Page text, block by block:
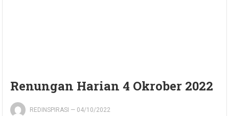
Renungan Harian 4 Okrober 2022
REDINSPIRASI — 04/10/2022